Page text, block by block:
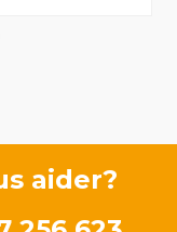
aider?